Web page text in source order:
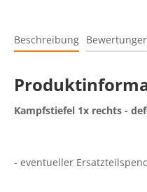
Beschreibung
Kampfstiefel 1x rechts -
- eventueller